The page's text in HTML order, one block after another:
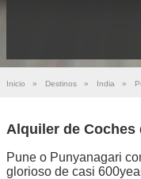
Inicio » Destinos » India »
Alquiler de Coches
Pune o Punyanagari
glorioso de casi